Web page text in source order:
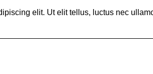
elit. Ut elit tellus, luctus nec